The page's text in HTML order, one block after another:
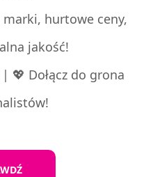
marki, hurtowe ceny,
jakość!
💖 Dołącz do grona